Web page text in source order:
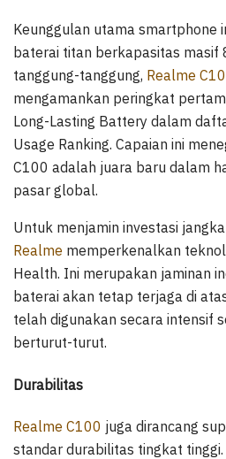
Keunggulan utama smartphone
baterai titan berkapasitas masif
tanggung-tanggung, Realme
mengamankan peringkat
Long-Lasting Battery dalam
Usage Ranking. Capaian ini
C100 adalah juara baru dalam
pasar global.
Untuk menjamin investasi
Realme memperkenalkan
Health. Ini merupakan jaminan
baterai akan tetap terjaga di
telah digunakan secara intensif
berturut-turut.
Durabilitas
Realme C100 juga dirancang
standar durabilitas tingkat